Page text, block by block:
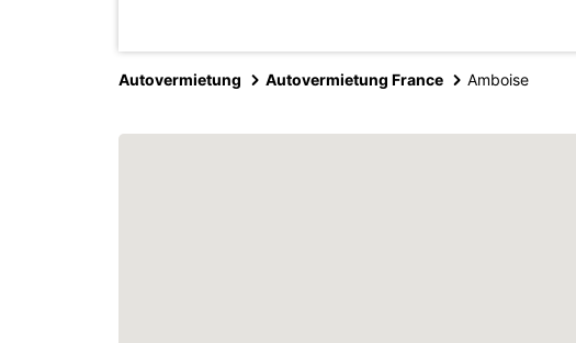
Autovermietung Autovermietung France Amboise